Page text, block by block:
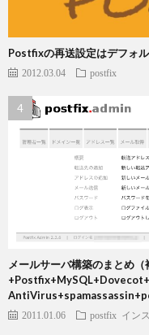
Postfixの再送設定はデフォ
2012.03.04 postfix
メールサーバ構築のまとめ
2011.01.06 postfix イン